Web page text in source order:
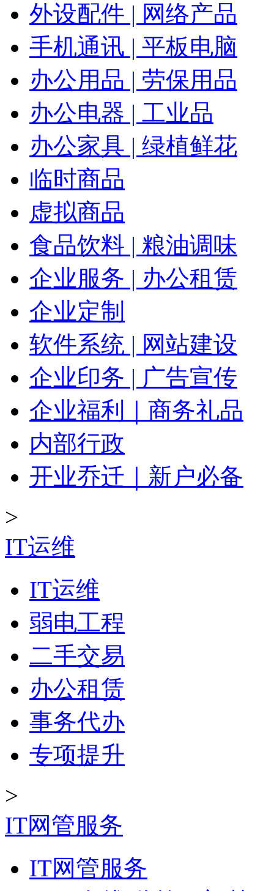
外设配件 | 网络产品
手机通讯 | 平板电脑
办公用品 | 劳保用品
办公电器 | 工业品
办公家具 | 绿植鲜花
临时商品
虚拟商品
食品饮料 | 粮油调味
企业服务 | 办公租赁
企业定制
软件系统 | 网站建设
企业印务 | 广告宣传
企业福利｜商务礼品
内部行政
开业乔迁｜新户必备
>
IT运维
IT运维
弱电工程
二手交易
办公租赁
事务代办
专项提升
>
IT网管服务
IT网管服务